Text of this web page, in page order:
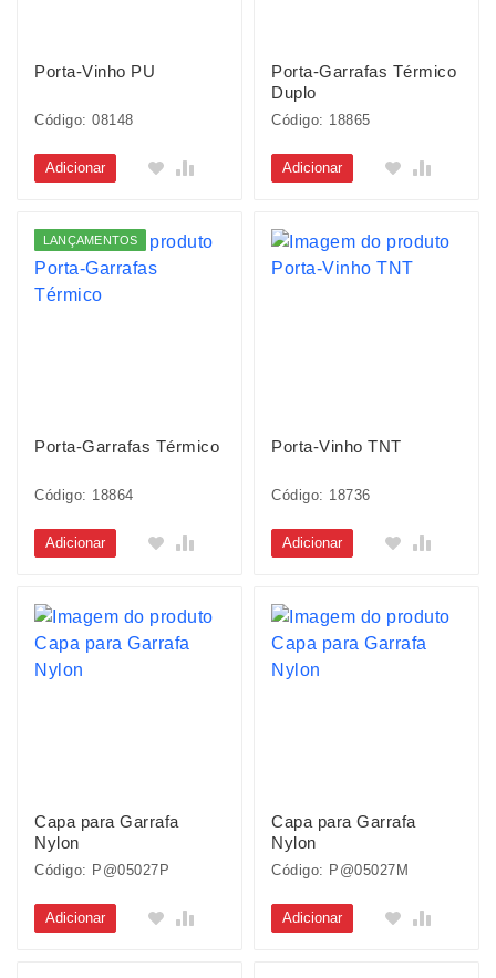
Porta-Vinho PU
Código: 08148
Adicionar
Porta-Garrafas Térmico
Duplo
Código: 18865
Adicionar
LANÇAMENTOS
Porta-Garrafas Térmico
Código: 18864
Adicionar
Porta-Vinho TNT
Código: 18736
Adicionar
Capa para Garrafa
Nylon
Código: P@05027P
Adicionar
Capa para Garrafa
Nylon
Código: P@05027M
Adicionar